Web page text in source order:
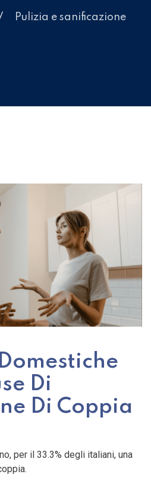
Pulizia e sanificazione
Di
Di Coppia
per il 33.3% degli italiani, una